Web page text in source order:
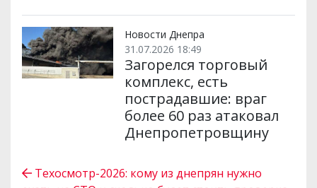
Новости Днепра
31.07.2026 18:49
Загорелся торговый
комплекс, есть
пострадавшие: враг
более 60 раз атаковал
Днепропетровщину
Техосмотр-2026: кому из днепрян нужно